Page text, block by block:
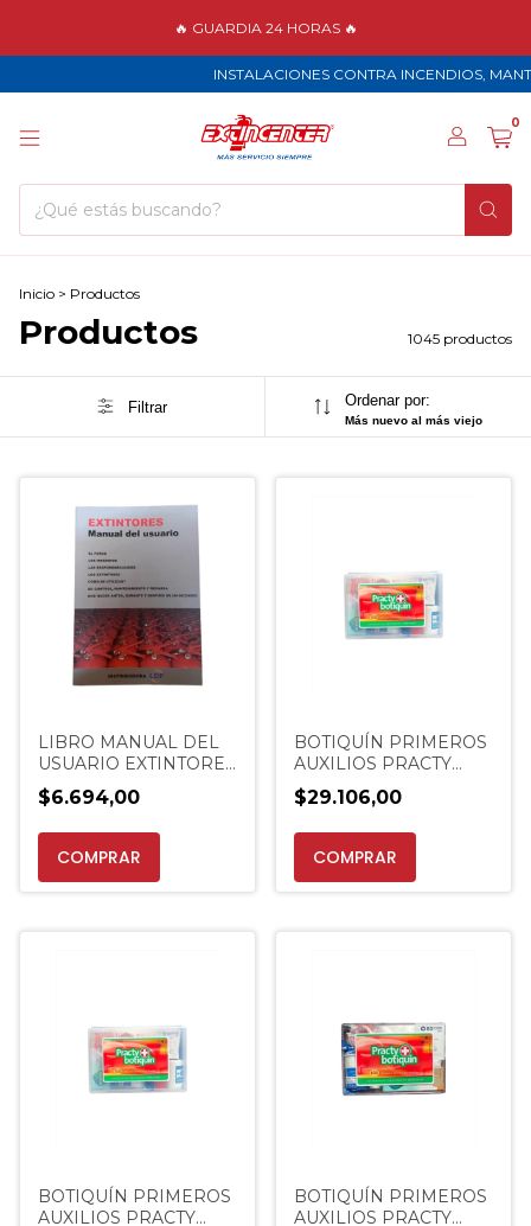
🔥 GUARDIA 24 HORAS 🔥
INSTALACIONES CONTRA INCENDIOS,
0
Inicio > Productos
Productos 1045 productos
Filtrar Ordenar por:
Más nuevo al más viejo
LIBRO MANUAL DEL
USUARIO EXTINTORES
FUEGO INCENDIOS
$6.694,00
BOTIQUÍN PRIMEROS
AUXILIOS PRACTY
BOTIQUIN 102 -
EXTINCENTER
$29.106,00
BOTIQUÍN PRIMEROS
AUXILIOS PRACTY
BOTIQUÍN PRIMEROS
AUXILIOS PRACTY